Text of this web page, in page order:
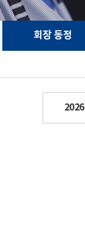
회장 동정
2026